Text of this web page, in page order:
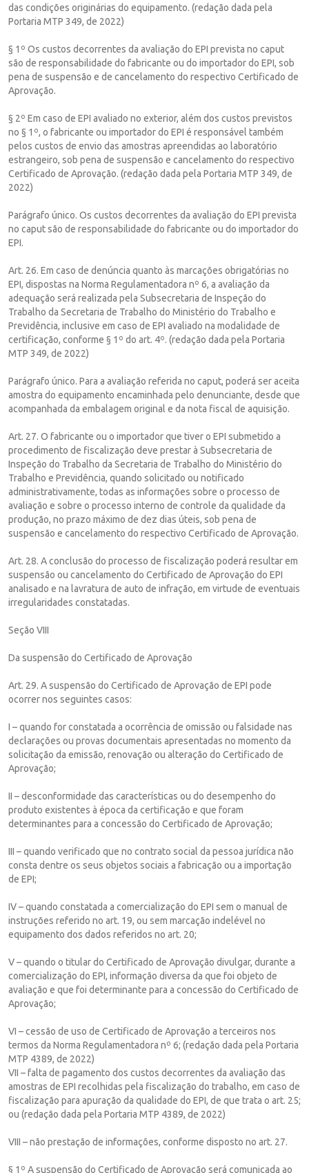
das condições originárias do equipamento. (redação dada pela
Portaria MTP 349, de 2022)
§ 1º Os custos decorrentes da avaliação do EPI prevista no caput
são de responsabilidade do fabricante ou do importador do EPI, sob
pena de suspensão e de cancelamento do respectivo Certificado de
Aprovação.
§ 2º Em caso de EPI avaliado no exterior, além dos custos previstos
no § 1º, o fabricante ou importador do EPI é responsável também
pelos custos de envio das amostras apreendidas ao laboratório
estrangeiro, sob pena de suspensão e cancelamento do respectivo
Certificado de Aprovação. (redação dada pela Portaria MTP 349, de
2022)
Parágrafo único. Os custos decorrentes da avaliação do EPI prevista
no caput são de responsabilidade do fabricante ou do importador do
EPI.
Art. 26. Em caso de denúncia quanto às marcações obrigatórias no
EPI, dispostas na Norma Regulamentadora nº 6, a avaliação da
adequação será realizada pela Subsecretaria de Inspeção do
Trabalho da Secretaria de Trabalho do Ministério do Trabalho e
Previdência, inclusive em caso de EPI avaliado na modalidade de
certificação, conforme § 1º do art. 4º. (redação dada pela Portaria
MTP 349, de 2022)
Parágrafo único. Para a avaliação referida no caput, poderá ser aceita
amostra do equipamento encaminhada pelo denunciante, desde que
acompanhada da embalagem original e da nota fiscal de aquisição.
Art. 27. O fabricante ou o importador que tiver o EPI submetido a
procedimento de fiscalização deve prestar à Subsecretaria de
Inspeção do Trabalho da Secretaria de Trabalho do Ministério do
Trabalho e Previdência, quando solicitado ou notificado
administrativamente, todas as informações sobre o processo de
avaliação e sobre o processo interno de controle da qualidade da
produção, no prazo máximo de dez dias úteis, sob pena de
suspensão e cancelamento do respectivo Certificado de Aprovação.
Art. 28. A conclusão do processo de fiscalização poderá resultar em
suspensão ou cancelamento do Certificado de Aprovação do EPI
analisado e na lavratura de auto de infração, em virtude de eventuais
irregularidades constatadas.
Seção VIII
Da suspensão do Certificado de Aprovação
Art. 29. A suspensão do Certificado de Aprovação de EPI pode
ocorrer nos seguintes casos:
I – quando for constatada a ocorrência de omissão ou falsidade nas
declarações ou provas documentais apresentadas no momento da
solicitação da emissão, renovação ou alteração do Certificado de
Aprovação;
II – desconformidade das características ou do desempenho do
produto existentes à época da certificação e que foram
determinantes para a concessão do Certificado de Aprovação;
III – quando verificado que no contrato social da pessoa jurídica não
consta dentre os seus objetos sociais a fabricação ou a importação
de EPI;
IV – quando constatada a comercialização do EPI sem o manual de
instruções referido no art. 19, ou sem marcação indelével no
equipamento dos dados referidos no art. 20;
V – quando o titular do Certificado de Aprovação divulgar, durante a
comercialização do EPI, informação diversa da que foi objeto de
avaliação e que foi determinante para a concessão do Certificado de
Aprovação;
VI – cessão de uso de Certificado de Aprovação a terceiros nos
termos da Norma Regulamentadora nº 6; (redação dada pela Portaria
MTP 4389, de 2022)
VII – falta de pagamento dos custos decorrentes da avaliação das
amostras de EPI recolhidas pela fiscalização do trabalho, em caso de
fiscalização para apuração da qualidade do EPI, de que trata o art. 25;
ou (redação dada pela Portaria MTP 4389, de 2022)
VIII – não prestação de informações, conforme disposto no art. 27.
§ 1º A suspensão do Certificado de Aprovação será comunicada ao